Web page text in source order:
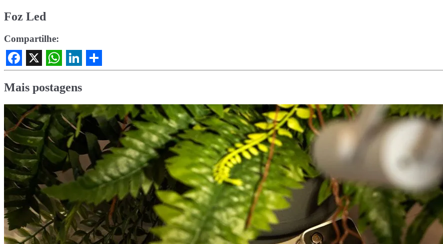
Foz Led
Compartilhe:
Facebook
X WhatsApp
LinkedIn
Share
Mais postagens